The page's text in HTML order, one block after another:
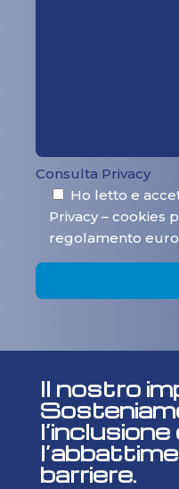
Consulta Privacy
Ho letto e
Privacy – cookies
regolamento
Il nostro
l’inclusione
barriere.